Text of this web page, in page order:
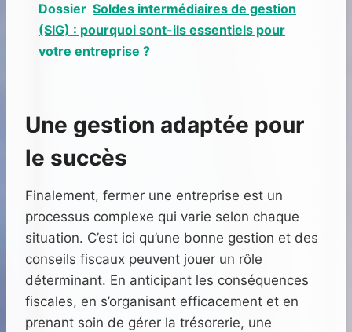
Dossier Soldes intermédiaires de gestion
(SIG) : pourquoi sont-ils essentiels pour
votre entreprise ?
Une gestion adaptée pour
le succès
Finalement, fermer une entreprise est un
processus complexe qui varie selon chaque
situation. C’est ici qu’une bonne gestion et des
conseils fiscaux peuvent jouer un rôle
déterminant. En anticipant les conséquences
fiscales, en s’organisant efficacement et en
prenant soin de gérer la trésorerie, une